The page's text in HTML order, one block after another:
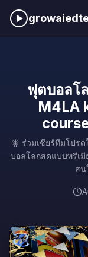
ฟุตบอลโ
M4LA
🧚 ร่วมเชียร์ทีมโปรด
บอลโลกสดแบบพรีเ
สน